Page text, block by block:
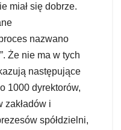
miał się dobrze.
nazwano
Że nie ma w tych
następujące
1000 dyrektorów,
zakładów i
spółdzielni,